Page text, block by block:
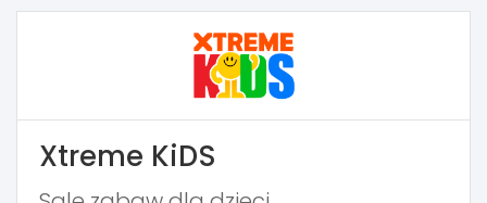
Xtreme KiDS